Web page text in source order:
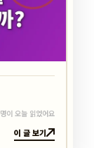
이 오늘 읽었어요
이 글 보기